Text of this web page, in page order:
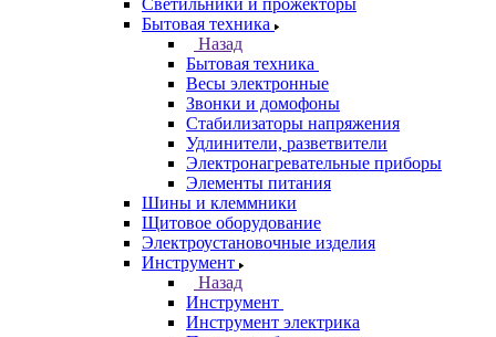
Светильники и прожекторы
Бытовая техника
Назад
Бытовая техника
Весы электронные
Звонки и домофоны
Стабилизаторы напряжения
Удлинители, разветвители
Электронагревательные приборы
Элементы питания
Шины и клеммники
Щитовое оборудование
Электроустановочные изделия
Инструмент
Назад
Инструмент
Инструмент электрика